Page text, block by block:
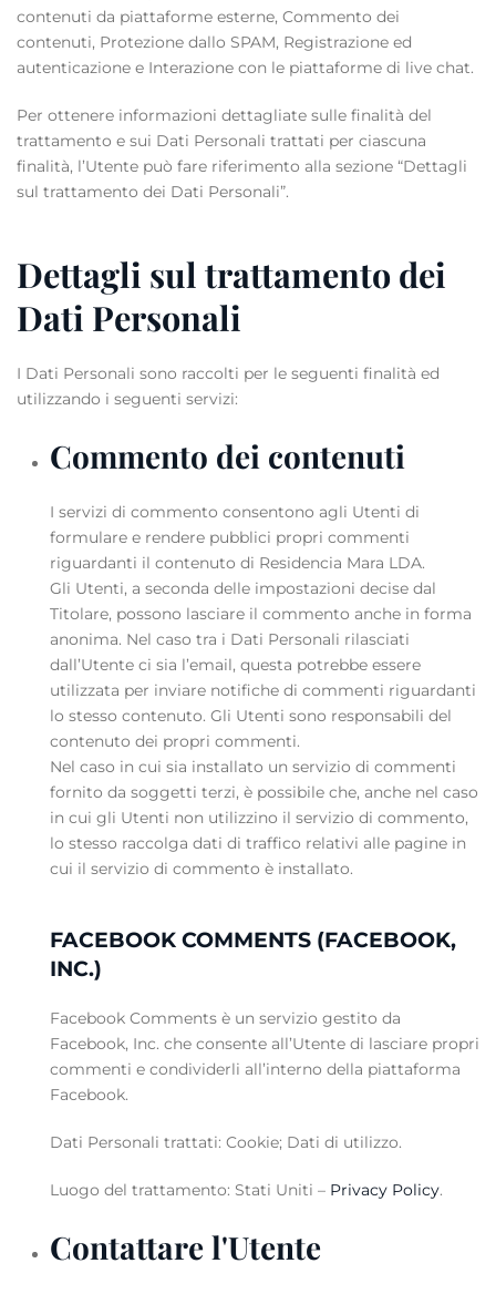
contenuti da piattaforme esterne, Commento dei
contenuti, Protezione dallo SPAM, Registrazione ed
autenticazione e Interazione con le piattaforme di live chat.
Per ottenere informazioni dettagliate sulle finalità del
trattamento e sui Dati Personali trattati per ciascuna
finalità, l’Utente può fare riferimento alla sezione “Dettagli
sul trattamento dei Dati Personali”.
Dettagli sul trattamento dei
Dati Personali
I Dati Personali sono raccolti per le seguenti finalità ed
utilizzando i seguenti servizi:
Commento dei contenuti
I servizi di commento consentono agli Utenti di
formulare e rendere pubblici propri commenti
riguardanti il contenuto di Residencia Mara LDA.
Gli Utenti, a seconda delle impostazioni decise dal
Titolare, possono lasciare il commento anche in forma
anonima. Nel caso tra i Dati Personali rilasciati
dall’Utente ci sia l’email, questa potrebbe essere
utilizzata per inviare notifiche di commenti riguardanti
lo stesso contenuto. Gli Utenti sono responsabili del
contenuto dei propri commenti.
Nel caso in cui sia installato un servizio di commenti
fornito da soggetti terzi, è possibile che, anche nel caso
in cui gli Utenti non utilizzino il servizio di commento,
lo stesso raccolga dati di traffico relativi alle pagine in
cui il servizio di commento è installato.
FACEBOOK COMMENTS (FACEBOOK,
INC.)
Facebook Comments è un servizio gestito da
Facebook, Inc. che consente all’Utente di lasciare propri
commenti e condividerli all’interno della piattaforma
Facebook.
Dati Personali trattati: Cookie; Dati di utilizzo.
Luogo del trattamento: Stati Uniti – Privacy Policy.
Contattare l'Utente